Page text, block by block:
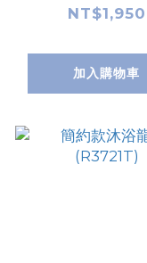
NT$1,950
加入購物車